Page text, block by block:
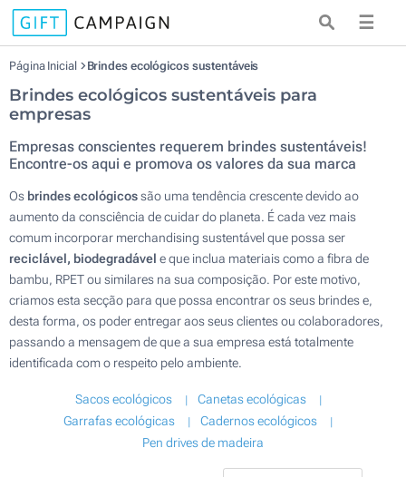
☰
Página Inicial Brindes ecológicos sustentáveis
Brindes ecológicos sustentáveis para
empresas
Empresas conscientes requerem brindes sustentáveis!
Encontre-os aqui e promova os valores da sua marca
Os brindes ecológicossão uma tendência crescente devido ao
aumento da consciência de cuidar do planeta. É cada vez mais
comum incorporar merchandising sustentável ​​que possa ser
reciclável, biodegradável ​​e que inclua materiais como a fibra de
bambu, RPET ou similares na sua composição. Por este motivo,
criamos esta secção para que possa encontrar os seus brindes e,
desta forma, os poder entregar aos seus clientes ou colaboradores,
passando a mensagem de que a sua empresa está totalmente
identificada com o respeito pelo ambiente.
Sacos ecológicos
Canetas ecológicas
Garrafas ecológicas
Cadernos ecológicos
Pen drives de madeira